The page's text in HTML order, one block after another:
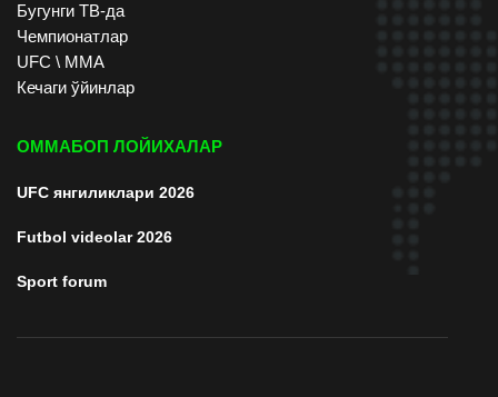
Бугунги ТВ-да
Чемпионатлар
UFC \ ММА
Кечаги ўйинлар
ОММАБОП ЛОЙИХАЛАР
UFC янгиликлари 2026
Futbol videolar 2026
Sport forum